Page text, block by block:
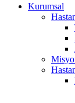
Kurumsal